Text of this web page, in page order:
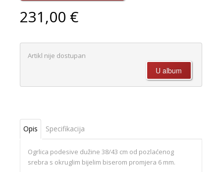
231,00 €
Artikl nije dostupan
Opis Specifikacija
Ogrlica podesive dužine 38/43 cm od pozlaćenog
srebra s okruglim bijelim biserom promjera 6 mm.